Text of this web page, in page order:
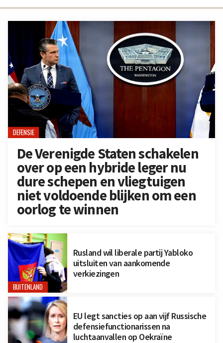
DEFENSIE
De Verenigde Staten schakelen
over op een hybride leger nu
dure schepen en vliegtuigen
niet voldoende blijken om een
oorlog te winnen
BUITENLAND
Rusland wil liberale partij Yabloko
uitsluiten van aankomende
verkiezingen
EU legt sancties op aan vijf Russische
defensiefunctionarissen na
luchtaanvallen op Oekraïne